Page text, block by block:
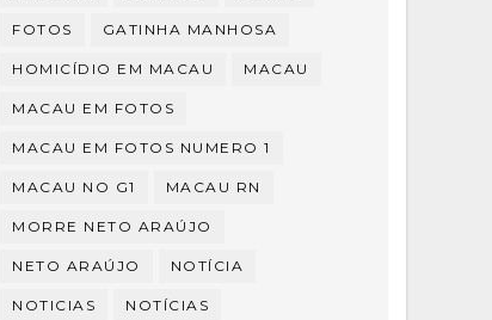
FOTOS GATINHA MANHOSA
HOMICÍDIO EM MACAU MACAU
MACAU EM FOTOS
MACAU EM FOTOS NUMERO 1
MACAU NO G1 MACAU RN
MORRE NETO ARAÚJO
NETO ARAÚJO NOTÍCIA
NOTICIAS NOTÍCIAS